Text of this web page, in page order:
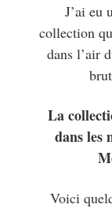
J’ai eu
collection
dans l’air
La
dans les
Voici